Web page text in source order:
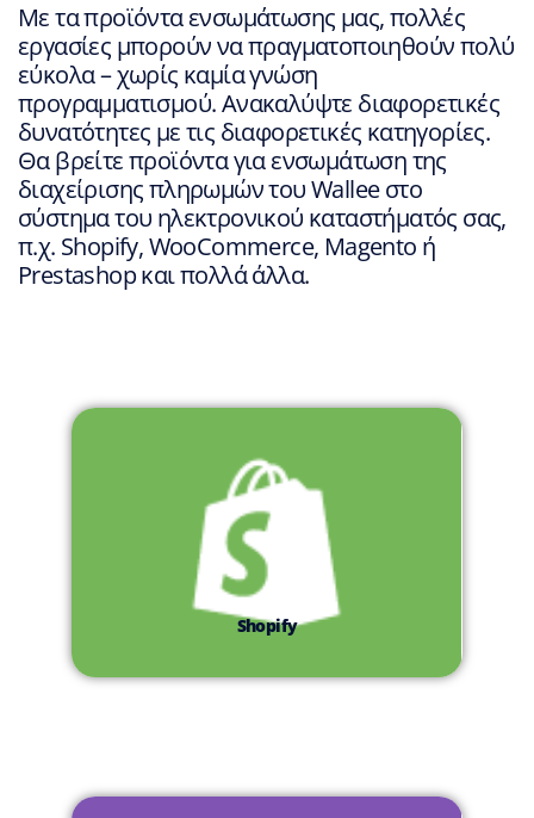
Με τα προϊόντα ενσωμάτωσης μας, πολλές
εργασίες μπορούν να πραγματοποιηθούν πολύ
εύκολα – χωρίς καμία γνώση
προγραμματισμού. Ανακαλύψτε διαφορετικές
δυνατότητες με τις διαφορετικές κατηγορίες.
Θα βρείτε προϊόντα για ενσωμάτωση της
διαχείρισης πληρωμών του Wallee στο
σύστημα του ηλεκτρονικού καταστήματός σας,
π.χ. Shopify, WooCommerce, Magento ή
Prestashop και πολλά άλλα.
Shopify